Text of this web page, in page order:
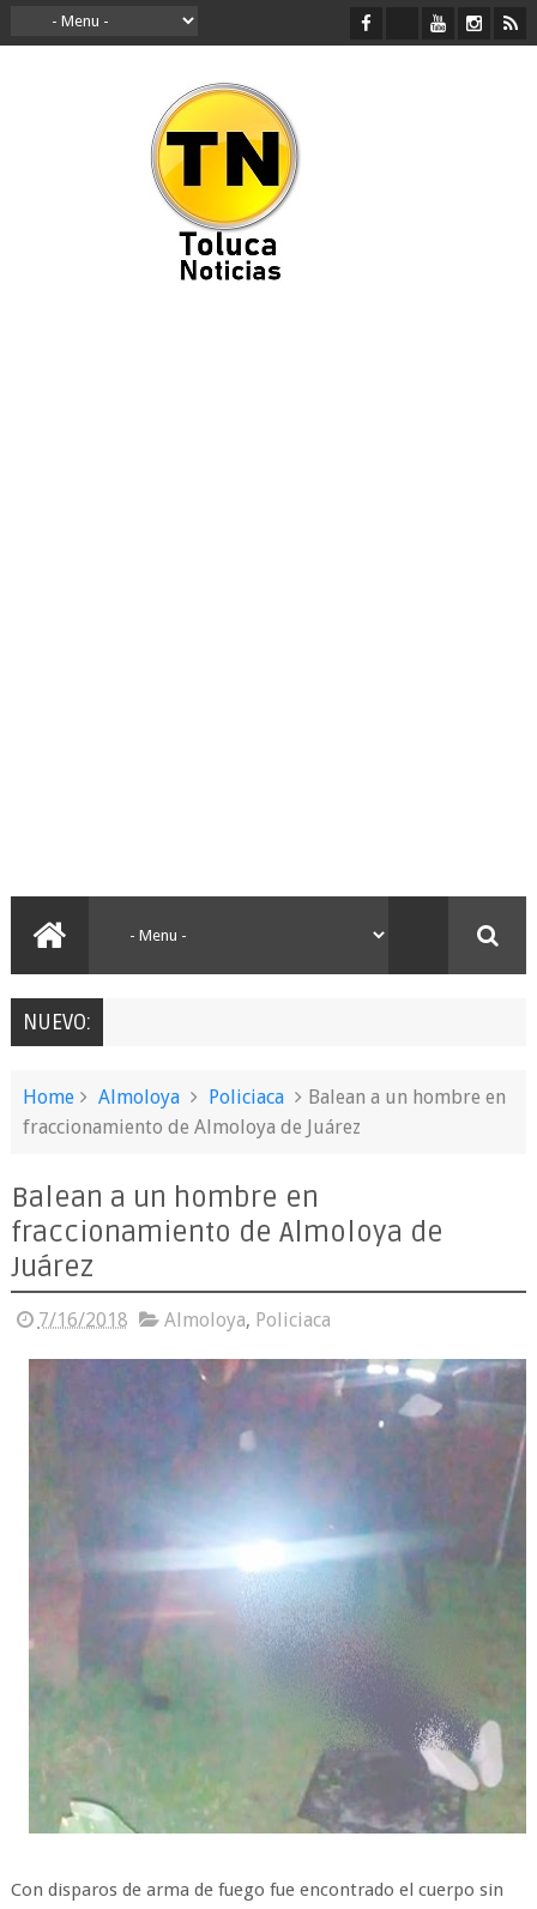
NUEVO:
Home Almoloya Policiaca
Balean a un hombre en
fraccionamiento de Almoloya de Juárez
Balean a un hombre en
fraccionamiento de Almoloya de
Juárez
7/16/2018 Almoloya, Policiaca
Con disparos de arma de fuego fue encontrado el cuerpo sin